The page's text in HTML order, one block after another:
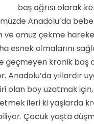
baş ağrısı olarak
Anadolu’da
ve omuz çekme
esnek olmalarını
geçmeyen kronik baş
Anadolu’da yıllardır
olan boy uzatmak için,
ileri ki yaşlarda
Çocuk yaşta